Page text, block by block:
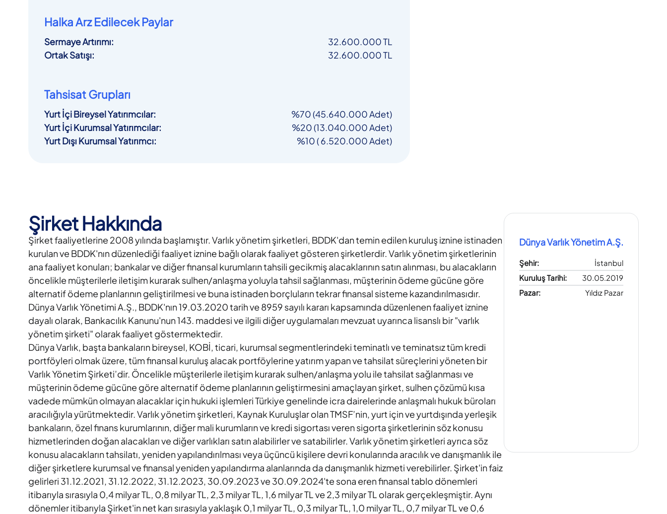
Halka Arz Edilecek Paylar
Sermaye Artırımı:
32.600.000 TL
Ortak Satışı: 32.600.000 TL
Tahsisat Grupları
Yurt İçi Bireysel Yatırımcılar:
%70 (45.640.000 Adet)
Yurt İçi Kurumsal Yatırımcılar:
%20 (13.040.000 Adet)
Yurt Dışı Kurumsal Yatırımcı: %10 ( 6.520.000 Adet)
Şirket Hakkında
Şirket faaliyetlerine 2008 yılında başlamıştır. Varlık yönetim şirketleri, BDDK'dan temin edilen kuruluş iznine istinaden
kurulan ve BDDK'nın düzenlediği faaliyet iznine bağlı olarak faaliyet gösteren şirketlerdir. Varlık yönetim şirketlerinin
ana faaliyet konuları; bankalar ve diğer finansal kurumların tahsili gecikmiş alacaklarının satın alınması, bu alacakların
öncelikle müşterilerle iletişim kurarak sulhen/anlaşma yoluyla tahsil sağlanması, müşterinin ödeme gücüne göre
alternatif ödeme planlarının geliştirilmesi ve buna istinaden borçluların tekrar finansal sisteme kazandırılmasıdır.
Dünya Varlık Yönetimi A.Ş., BDDK'nın 19.03.2020 tarih ve 8959 sayılı kararı kapsamında düzenlenen faaliyet iznine
dayalı olarak, Bankacılık Kanunu'nun 143. maddesi ve ilgili diğer uygulamaları mevzuat uyarınca lisanslı bir "varlık
yönetim şirketi" olarak faaliyet göstermektedir.
Dünya Varlık, başta bankaların bireysel, KOBİ, ticari, kurumsal segmentlerindeki teminatlı ve teminatsız tüm kredi
portföyleri olmak üzere, tüm finansal kuruluş alacak portföylerine yatırım yapan ve tahsilat süreçlerini yöneten bir
Varlık Yönetim Şirketi’dir. Öncelikle müşterilerle iletişim kurarak sulhen/anlaşma yolu ile tahsilat sağlanması ve
müşterinin ödeme gücüne göre alternatif ödeme planlarının geliştirmesini amaçlayan şirket, sulhen çözümü kısa
vadede mümkün olmayan alacaklar için hukuki işlemleri Türkiye genelinde icra dairelerinde anlaşmalı hukuk büroları
aracılığıyla yürütmektedir. Varlık yönetim şirketleri, Kaynak Kuruluşlar olan TMSF’nin, yurt için ve yurtdışında yerleşik
bankaların, özel finans kurumlarının, diğer mali kurumların ve kredi sigortası veren sigorta şirketlerinin söz konusu
hizmetlerinden doğan alacakları ve diğer varlıkları satın alabilirler ve satabilirler. Varlık yönetim şirketleri ayrıca söz
konusu alacakların tahsilatı, yeniden yapılandırılması veya üçüncü kişilere devri konularında aracılık ve danışmanlık ile
diğer şirketlere kurumsal ve finansal yeniden yapılandırma alanlarında da danışmanlık hizmeti verebilirler. Şirket'in faiz
gelirleri 31.12.2021, 31.12.2022, 31.12.2023, 30.09.2023 ve 30.09.2024'te sona eren finansal tablo dönemleri
itibarıyla sırasıyla 0,4 milyar TL, 0,8 milyar TL, 2,3 milyar TL, 1,6 milyar TL ve 2,3 milyar TL olarak gerçekleşmiştir. Aynı
dönemler itibarıyla Şirket'in net karı sırasıyla yaklaşık 0,1 milyar TL, 0,3 milyar TL, 1,0 milyar TL, 0,7 milyar TL ve 0,6
Dünya Varlık Yönetim A.Ş.
Şehir:
İstanbul
Kuruluş Tarihi:
30.05.2019
Pazar: Yıldız Pazar